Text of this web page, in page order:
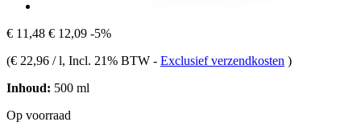
€ 11,48 € 12,09 -5%
(€ 22,96 / l, Incl. 21% BTW - Exclusief verzendkosten )
Inhoud: 500 ml
Op voorraad